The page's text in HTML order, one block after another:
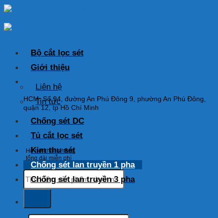
Skip
content
HOTLINE: 0925 038 097
HCM: Số 94, đường An Phú Đông 9, phường An Phú Đông,
quận 12, tp Hồ Chí Minh
Hỗ trợ khách hàng
tổng đài miễn phí
Tìm
kiếm:
Bộ cắt lọc sét
Giới thiệu
Liên hệ
Tin tức
Chống sét DC
Tủ cắt lọc sét
Kim thu sét
Chống sét lan truyền 1 pha
Chống sét lan truyền 3 pha